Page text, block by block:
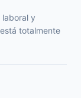
laboral y
totalmente